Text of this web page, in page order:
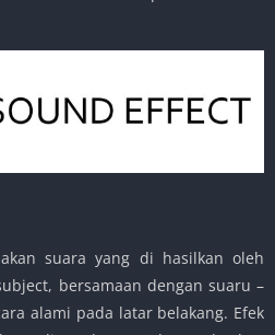
suara yang di hasilkan oleh
bersamaan dengan suaru –
alami pada latar belakang. Efek